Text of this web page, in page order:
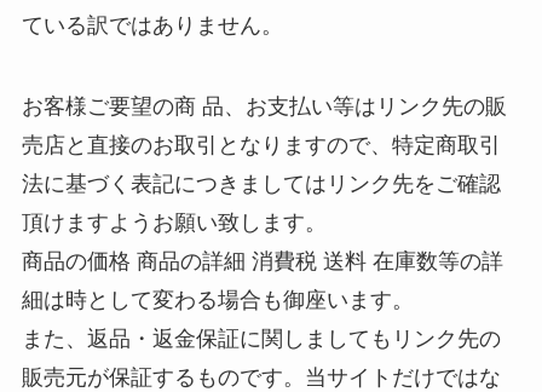
ている訳ではありません。
お客様ご要望の商 品、お支払い等はリンク先の販
売店と直接のお取引となりますので、特定商取引
法に基づく表記につきましてはリンク先をご確認
頂けますようお願い致します。
商品の価格 商品の詳細 消費税 送料 在庫数等の詳
細は時として変わる場合も御座います。
また、返品・返金保証に関しましてもリンク先の
販売元が保証するものです。当サイトだけではな